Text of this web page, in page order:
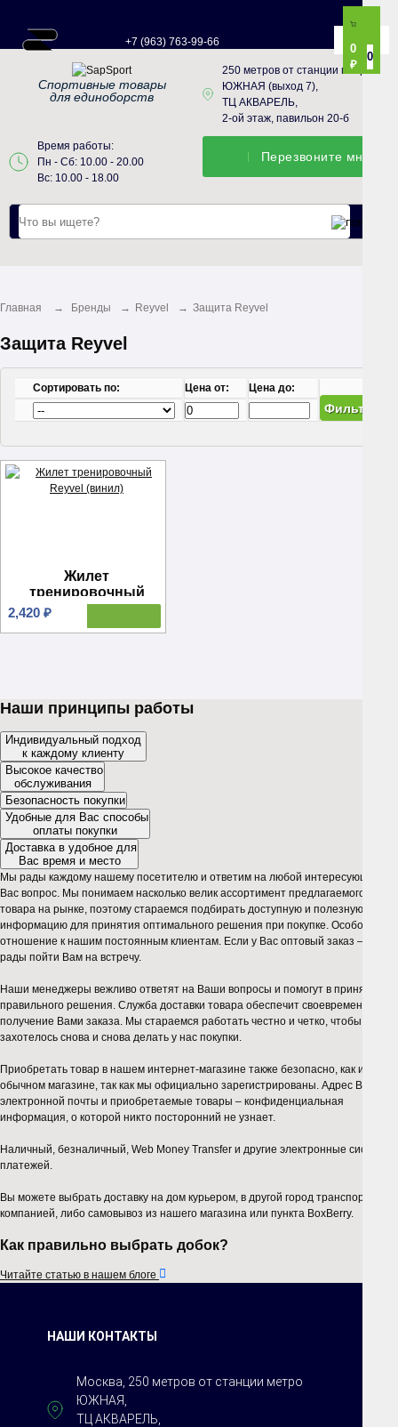
+7 (963) 763-99-66
0
₽
0
Спортивные товары
для единоборств
250 метров от станции метро
ЮЖНАЯ (выход 7),
ТЦ АКВАРЕЛЬ,
2-ой этаж, павильон 20-б
Время работы:
Пн - Сб: 10.00 - 20.00
Вс: 10.00 - 18.00
Перезвонитe мне
Главная → Бренды → Reyvel → Защита Reyvel
Защита Reyvel
Сортировать по: Цена от: Цена до:
Жилет
тренировочный
Reyvel (винил)
2,420 ₽
Наши принципы работы
Индивидуальный подход
к каждому клиенту
Высокое качество
обслуживания
Безопасность покупки
Удобные для Вас способы
оплаты покупки
Доставка в удобное для
Вас время и место
Мы рады каждому нашему посетителю и ответим на любой интересующий
Вас вопрос. Мы понимаем насколько велик ассортимент предлагаемого нами
товара на рынке, поэтому стараемся подбирать доступную и полезную
информацию для принятия оптимального решения при покупке. Особое
отношение к нашим постоянным клиентам. Если у Вас оптовый заказ – будем
рады пойти Вам на встречу.
Наши менеджеры вежливо ответят на Ваши вопросы и помогут в принятии
правильного решения. Служба доставки товара обеспечит своевременное
получение Вами заказа. Мы стараемся работать честно и четко, чтобы Вам
захотелось снова и снова делать у нас покупки.
Приобретать товар в нашем интернет-магазине также безопасно, как и в
обычном магазине, так как мы официально зарегистрированы. Адрес Вашей
электронной почты и приобретаемые товары – конфиденциальная
информация, о которой никто посторонний не узнает.
Наличный, безналичный, Web Money Transfer и другие электронные системы
платежей.
Вы можете выбрать доставку на дом курьером, в другой город транспортной
компанией, либо самовывоз из нашего магазина или пункта BoxBerry.
Как правильно выбрать добок?
Читайте статью в нашем блоге 
НАШИ КОНТАКТЫ
Москва, 250 метров от станции метро
ЮЖНАЯ,
ТЦ АКВАРЕЛЬ,